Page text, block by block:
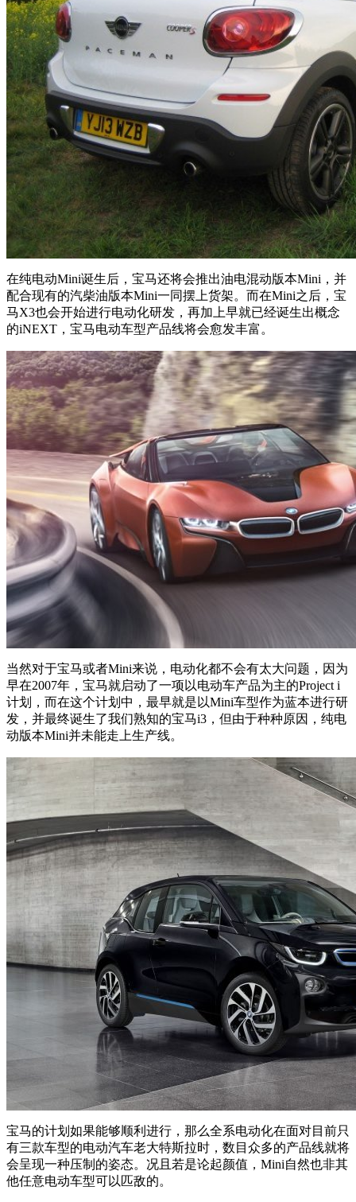
在纯电动Mini诞生后，宝马还将会推出油电混动版本Mini，并
配合现有的汽柴油版本Mini一同摆上货架。而在Mini之后，宝
马X3也会开始进行电动化研发，再加上早就已经诞生出概念
的iNEXT，宝马电动车型产品线将会愈发丰富。
当然对于宝马或者Mini来说，电动化都不会有太大问题，因为
早在2007年，宝马就启动了一项以电动车产品为主的Project i
计划，而在这个计划中，最早就是以Mini车型作为蓝本进行研
发，并最终诞生了我们熟知的宝马i3，但由于种种原因，纯电
动版本Mini并未能走上生产线。
宝马的计划如果能够顺利进行，那么全系电动化在面对目前只
有三款车型的电动汽车老大特斯拉时，数目众多的产品线就将
会呈现一种压制的姿态。况且若是论起颜值，Mini自然也非其
他任意电动车型可以匹敌的。